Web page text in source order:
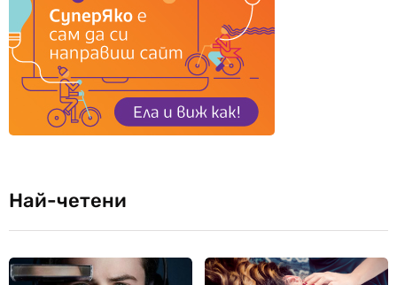
Най-четени